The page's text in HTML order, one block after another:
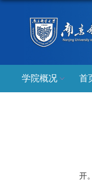
学院概况 首
开